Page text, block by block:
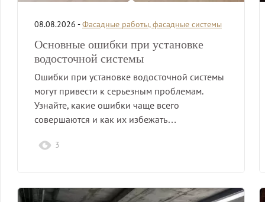
08.08.2026 -Фасадные работы, фасадные системы
Основные ошибки при установке
водосточной системы
Ошибки при установке водосточной системы
могут привести к серьезным проблемам.
Узнайте, какие ошибки чаще всего
совершаются и как их избежать…
3